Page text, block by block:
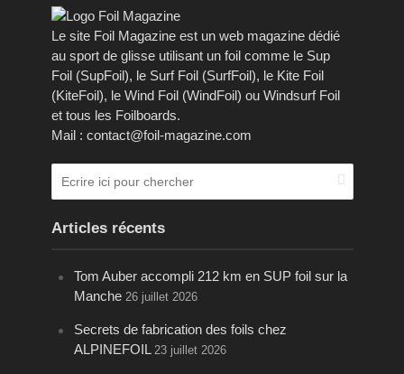
Le site Foil Magazine est un web magazine dédié
au sport de glisse utilisant un foil comme le Sup
Foil (SupFoil), le Surf Foil (SurfFoil), le Kite Foil
(KiteFoil), le Wind Foil (WindFoil) ou Windsurf Foil
et tous les Foilboards.
Mail : contact@foil-magazine.com
Articles récents
Tom Auber accompli 212 km en SUP foil sur la
Manche 26 juillet 2026
Secrets de fabrication des foils chez
ALPINEFOIL 23 juillet 2026